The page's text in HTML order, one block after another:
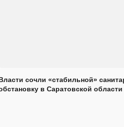
сочли «стабильной»
в Саратовской области